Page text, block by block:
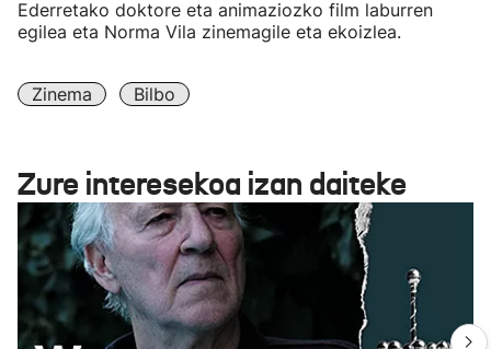
Ederretako doktore eta animaziozko film laburren
egilea eta Norma Vila zinemagile eta ekoizlea.
Zinema Bilbo
Zure interesekoa izan daiteke